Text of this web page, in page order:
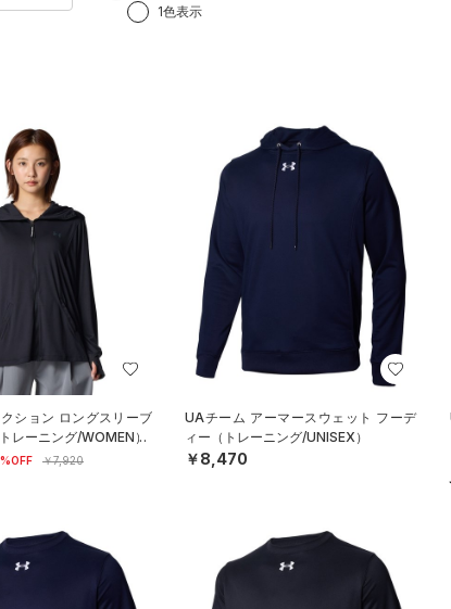
1色表示
ション ロングスリーブ
レーニング/WOMEN）
￥7,920
UAチーム アーマースウェット フーデ
ィー（トレーニング/UNISEX）
￥8,470